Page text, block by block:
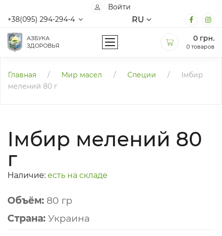
Войти
+38(095) 294-294-4
RU
АЗБУКА
ЗДОРОВЬЯ
0 грн.
0 товаров
Главная / Мир масел / Специи /
Імбир
мелений 80 г
Імбир мелений 80
г
Наличие: есть на складе
Объём: 80 гр
Страна: Украина